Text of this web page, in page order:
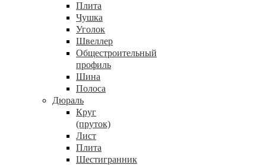
Плита
Чушка
Уголок
Швеллер
Общестроительный
профиль
Шина
Полоса
Дюраль
Круг
(пруток)
Лист
Плита
Шестигранник